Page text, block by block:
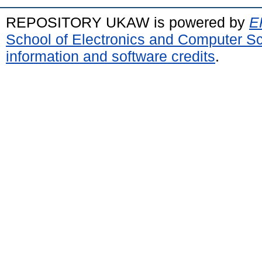
REPOSITORY UKAW is powered by
School of Electronics and Computer
information and software credits.